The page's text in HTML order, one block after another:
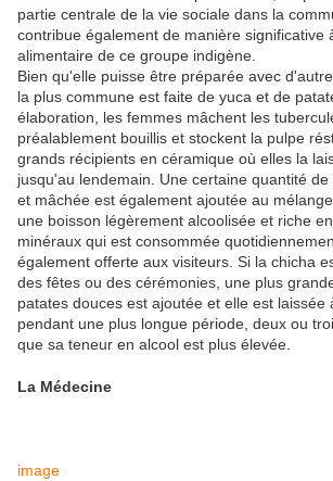
partie centrale de la vie sociale dans la
contribue également de manière significative
alimentaire de ce groupe indigène.
Bien qu'elle puisse être préparée avec
la plus commune est faite de yuca et de
élaboration, les femmes mâchent les
préalablement bouillis et stockent la pulpe
grands récipients en céramique où elles la
jusqu'au lendemain. Une certaine quantité
et mâchée est également ajoutée au
une boisson légèrement alcoolisée et riche
minéraux qui est consommée
également offerte aux visiteurs. Si la chicha
des fêtes ou des cérémonies, une plus
patates douces est ajoutée et elle est laissée
pendant une plus longue période, deux ou
que sa teneur en alcool est plus élevée.
La Médecine
image